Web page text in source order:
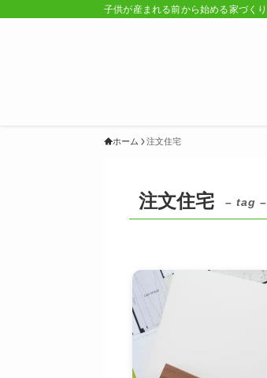
子供が産まれる前から始める家づくり
ホーム 注文住宅
注文住宅 – tag –